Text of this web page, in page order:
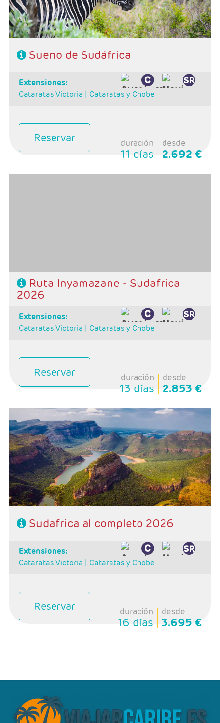
Sueño de Sudáfrica
extensiones:
Cataratas Victoria | Cataratas y Chobe
Reservar duración
11 días
desde
2.692 €
Ruta Inyamazane - Sudafrica
2026
extensiones:
Cataratas Victoria | Cataratas y Chobe
Reservar duración
13 días
desde
2.853 €
Salidas: Domingos
Ruta: 1 noche Johannesburgo + 2 Kruger + 1
Swazilandia + 2 Santa Lucia + 1 Port Elizabeth + 2
Ruta Jardin + 4 Ciudad del Cabo
Régimen: alojamiento y desayuno + 3 cenas + 1
almuerzo
Hoteles: Select, Classic, Superior y Luxury
Sudafrica al completo 2026
extensiones:
Cataratas Victoria | Cataratas y Chobe
Reservar duración
16 días
desde
3.695 €